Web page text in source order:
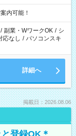
内可能！
/ 副業・WワークOK / シ
応なし / パソコンスキ
詳細へ
掲載日：2026.08.06
登録OK＊